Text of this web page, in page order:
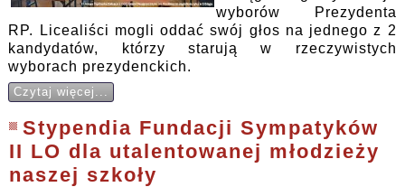
wyborów Prezydenta
RP. Licealiści mogli oddać swój głos na jednego z 2
kandydatów, którzy starują w rzeczywistych
wyborach prezydenckich.
Czytaj więcej...
Stypendia Fundacji Sympatyków
II LO dla utalentowanej młodzieży
naszej szkoły